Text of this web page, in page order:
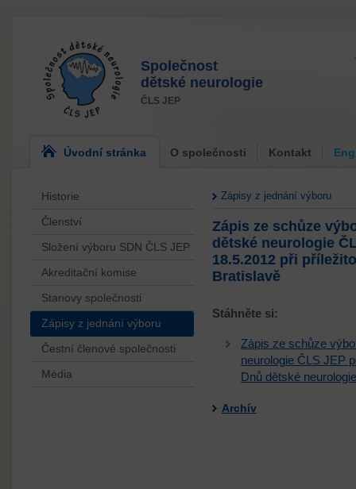
Společnost
dětské neurologie
ČLS JEP
Úvodní stránka O společnosti Kontakt
Zápisy z jednání výboru
Zápis ze schůze
dětské neurologie
18.5.2012 při
Bratislavě
Stáhněte si:
Zápis ze schůze
neurologie ČLS JEP
Dnů dětské
Archív
Historie
Členství
Složení výboru SDN ČLS JEP
Akreditační komise
Stanovy společnosti
Zápisy z jednání výboru
Čestní členové společnosti
Média